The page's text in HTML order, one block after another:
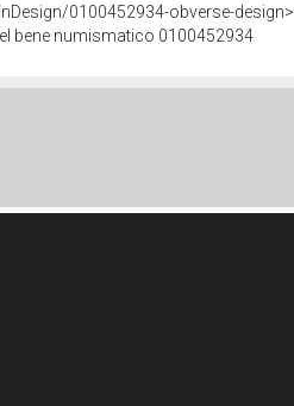
0100452934-obverse-design>
bene numismatico 0100452934